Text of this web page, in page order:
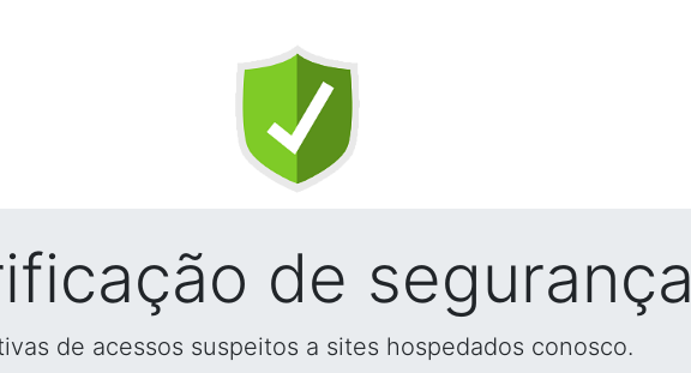
de segurança
de acessos suspeitos a sites hospedados conosco.